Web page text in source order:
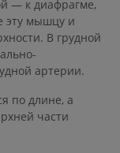
— к диафрагме,
эту мышцу и
В грудной
артерии.
по длине, а
части